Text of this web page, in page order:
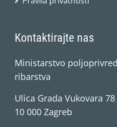
Kontaktirajte nas
Ministarstvo
ribarstva
Ulica Grada Vukovara 78
10 000 Zagreb